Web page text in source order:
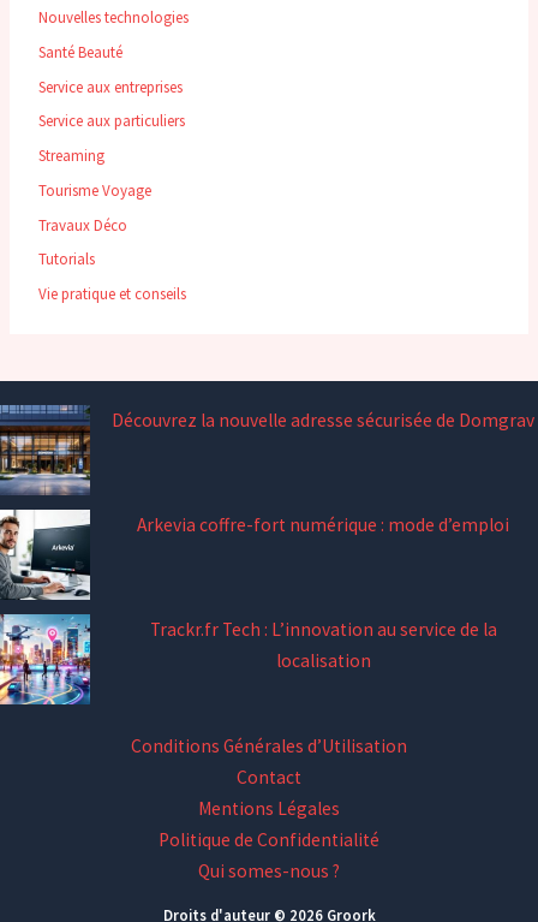
Nouvelles technologies
Santé Beauté
Service aux entreprises
Service aux particuliers
Streaming
Tourisme Voyage
Travaux Déco
Tutorials
Vie pratique et conseils
Découvrez la nouvelle adresse sécurisée de Domgrav
Arkevia coffre-fort numérique : mode d’emploi
Trackr.fr Tech : L’innovation au service de la
localisation
Conditions Générales d’Utilisation
Contact
Mentions Légales
Politique de Confidentialité
Qui somes-nous ?
Droits d'auteur © 2026 Groork